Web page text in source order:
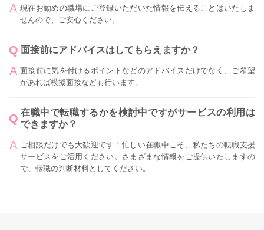
現在お勤めの職場にご登録いただいた情報を伝えることはいたしま
せんので、ご安心ください。
面接前にアドバイスはしてもらえますか？
面接前に気を付けるポイントなどのアドバイスだけでなく、ご希望
があれば模擬面接なども行います。
在職中で転職するかを検討中ですがサービスの利用は
できますか？
ご相談だけでも大歓迎です！忙しい在職中こそ、私たちの転職支援
サービスをご活用ください。さまざまな情報をご提供いたしますの
で、転職の判断材料としてください。